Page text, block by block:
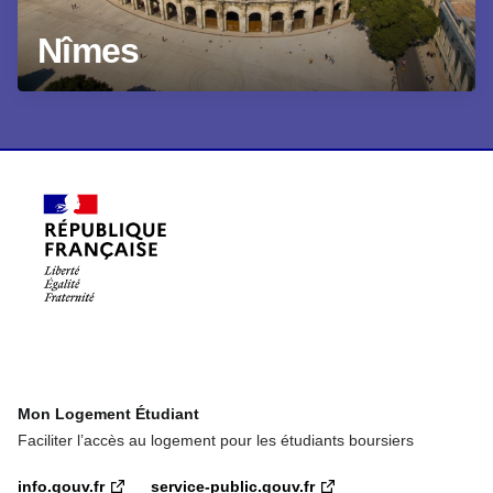
Nîmes
Mon Logement Étudiant
Faciliter l’accès au logement pour les étudiants boursiers
info.gouv.fr service-public.gouv.fr